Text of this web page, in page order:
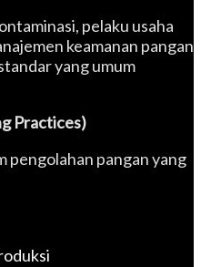
pelaku usaha
keamanan pangan
yang umum
Practices)
pengolahan pangan yang